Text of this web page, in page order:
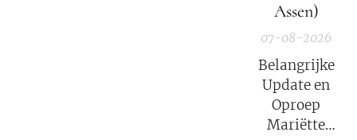
Assen)
07-08-2026
Belangrijke
Update en
Oproep
Mariëtte